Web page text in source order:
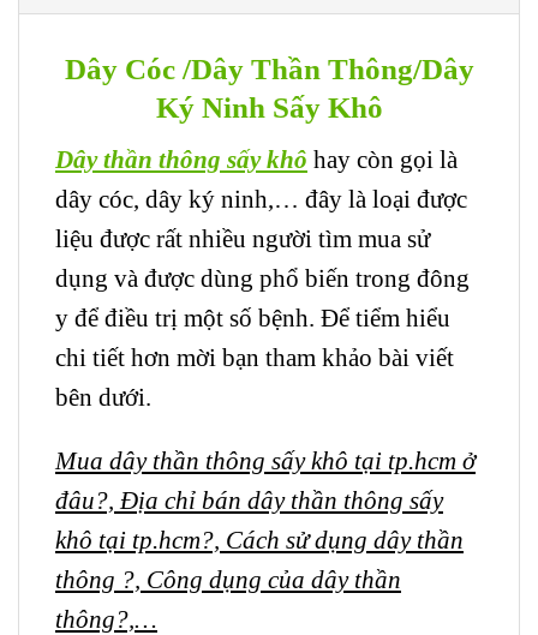
Dây Cóc /Dây Thần Thông/Dây
Ký Ninh Sấy Khô
Dây thần thông sấy khô hay còn gọi là
dây cóc, dây ký ninh,… đây là loại được
liệu được rất nhiều người tìm mua sử
dụng và được dùng phổ biến trong đông
y để điều trị một số bệnh. Để tiểm hiểu
chi tiết hơn mời bạn tham khảo bài viết
bên dưới.
Mua dây thần thông sấy khô tại tp.hcm ở
đâu?, Địa chỉ bán dây thần thông sấy
khô tại tp.hcm?, Cách sử dụng dây thần
thông ?, Công dụng của dây thần
thông?,…